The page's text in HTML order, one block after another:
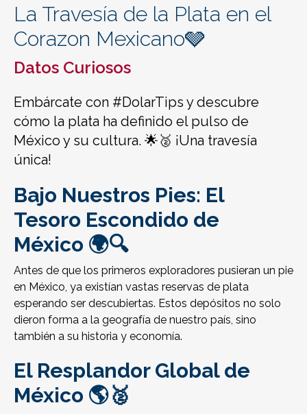
La Travesía de la Plata en el
Corazon Mexicano🩶
Datos Curiosos
Embárcate con #DolarTips y descubre
cómo la plata ha definido el pulso de
México y su cultura. 🌟🥈 ¡Una travesía
única!
Bajo Nuestros Pies: El
Tesoro Escondido de
México 🌍🔍
Antes de que los primeros exploradores pusieran un pie
en México, ya existían vastas reservas de plata
esperando ser descubiertas. Estos depósitos no solo
dieron forma a la geografía de nuestro país, sino
también a su historia y economía.
El Resplandor Global de
México 🌎🥈